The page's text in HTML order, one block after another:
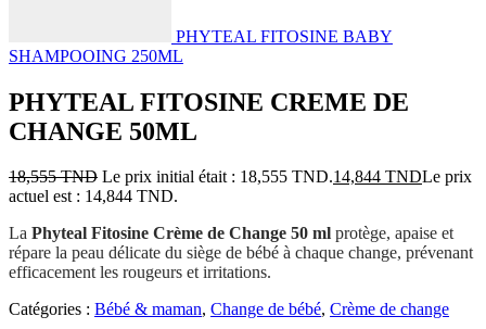
PHYTEAL FITOSINE BABY
SHAMPOOING 250ML
PHYTEAL FITOSINE CREME DE
CHANGE 50ML
18,555TND Le prix initial était : 18,555 TND.14,844 TNDLe prix
actuel est : 14,844 TND.
La Phyteal Fitosine Crème de Change 50 ml protège, apaise et
répare la peau délicate du siège de bébé à chaque change, prévenant
efficacement les rougeurs et irritations.
Catégories : Bébé & maman, Change de bébé, Crème de change